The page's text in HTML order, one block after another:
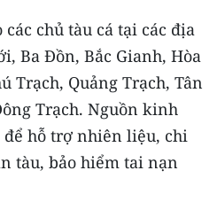
chủ tàu cá tại các địa
Ba Đồn, Bắc Gianh, Hòa
Trạch, Quảng Trạch, Tân
Trạch. Nguồn kinh
hỗ trợ nhiên liệu, chi
tàu, bảo hiểm tai nạn